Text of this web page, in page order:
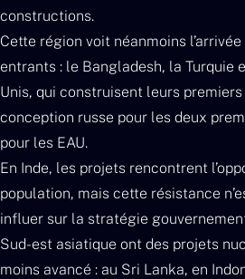
constructions.
Cette région voit néanmoins
entrants : le Bangladesh, la Turquie
Unis, qui construisent leurs
conception russe pour les deux
pour les EAU.
En Inde, les projets rencontrent
population, mais cette résistance
influer sur la stratégie
Sud-est asiatique ont des projets
moins avancé : au Sri Lanka, en